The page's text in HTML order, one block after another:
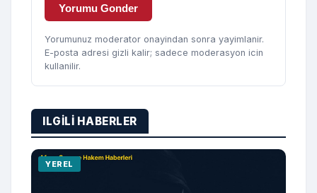
Yorumu Gonder
Yorumunuz moderator onayindan sonra yayimlanir.
E-posta adresi gizli kalir; sadece moderasyon icin
kullanilir.
ILGILI HABERLER
YEREL